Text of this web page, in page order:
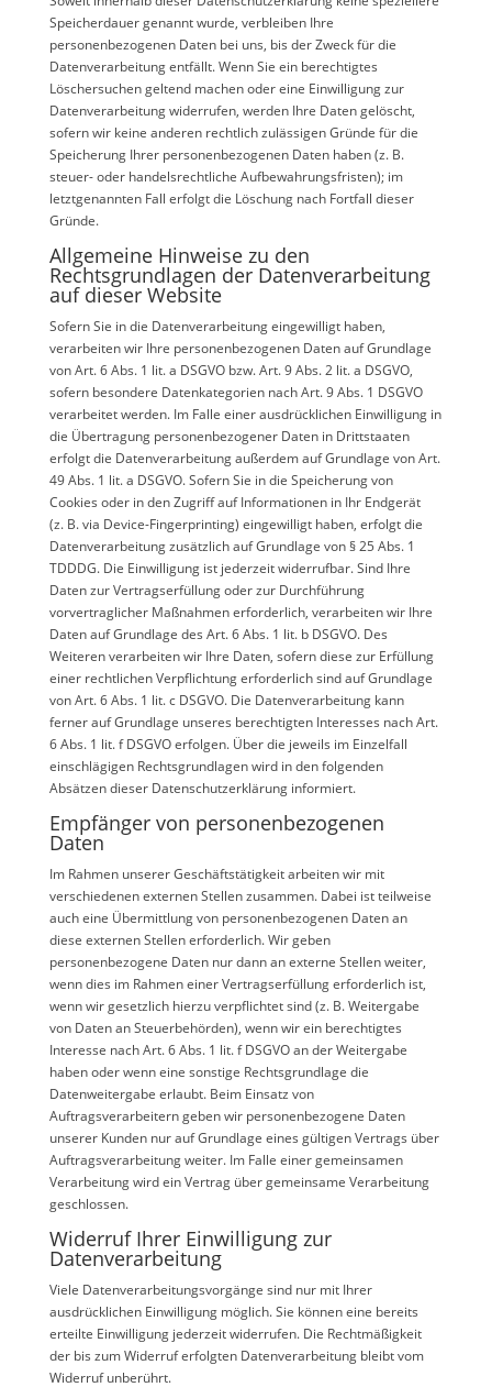
Speicherdauer genannt wurde, verbleiben Ihre
personenbezogenen Daten bei uns, bis der Zweck für die
Datenverarbeitung entfällt. Wenn Sie ein berechtigtes
Löschersuchen geltend machen oder eine Einwilligung zur
Datenverarbeitung widerrufen, werden Ihre Daten gelöscht,
sofern wir keine anderen rechtlich zulässigen Gründe für die
Speicherung Ihrer personenbezogenen Daten haben (z. B.
steuer- oder handelsrechtliche Aufbewahrungsfristen); im
letztgenannten Fall erfolgt die Löschung nach Fortfall dieser
Gründe.
Allgemeine Hinweise zu den
Rechtsgrundlagen der Datenverarbeitung
auf dieser Website
Sofern Sie in die Datenverarbeitung eingewilligt haben,
verarbeiten wir Ihre personenbezogenen Daten auf Grundlage
von Art. 6 Abs. 1 lit. a DSGVO bzw. Art. 9 Abs. 2 lit. a DSGVO,
sofern besondere Datenkategorien nach Art. 9 Abs. 1 DSGVO
verarbeitet werden. Im Falle einer ausdrücklichen Einwilligung in
die Übertragung personenbezogener Daten in Drittstaaten
erfolgt die Datenverarbeitung außerdem auf Grundlage von Art.
49 Abs. 1 lit. a DSGVO. Sofern Sie in die Speicherung von
Cookies oder in den Zugriff auf Informationen in Ihr Endgerät
(z. B. via Device-Fingerprinting) eingewilligt haben, erfolgt die
Datenverarbeitung zusätzlich auf Grundlage von § 25 Abs. 1
TDDDG. Die Einwilligung ist jederzeit widerrufbar. Sind Ihre
Daten zur Vertragserfüllung oder zur Durchführung
vorvertraglicher Maßnahmen erforderlich, verarbeiten wir Ihre
Daten auf Grundlage des Art. 6 Abs. 1 lit. b DSGVO. Des
Weiteren verarbeiten wir Ihre Daten, sofern diese zur Erfüllung
einer rechtlichen Verpflichtung erforderlich sind auf Grundlage
von Art. 6 Abs. 1 lit. c DSGVO. Die Datenverarbeitung kann
ferner auf Grundlage unseres berechtigten Interesses nach Art.
6 Abs. 1 lit. f DSGVO erfolgen. Über die jeweils im Einzelfall
einschlägigen Rechtsgrundlagen wird in den folgenden
Absätzen dieser Datenschutzerklärung informiert.
Empfänger von personenbezogenen
Daten
Im Rahmen unserer Geschäftstätigkeit arbeiten wir mit
verschiedenen externen Stellen zusammen. Dabei ist teilweise
auch eine Übermittlung von personenbezogenen Daten an
diese externen Stellen erforderlich. Wir geben
personenbezogene Daten nur dann an externe Stellen weiter,
wenn dies im Rahmen einer Vertragserfüllung erforderlich ist,
wenn wir gesetzlich hierzu verpflichtet sind (z. B. Weitergabe
von Daten an Steuerbehörden), wenn wir ein berechtigtes
Interesse nach Art. 6 Abs. 1 lit. f DSGVO an der Weitergabe
haben oder wenn eine sonstige Rechtsgrundlage die
Datenweitergabe erlaubt. Beim Einsatz von
Auftragsverarbeitern geben wir personenbezogene Daten
unserer Kunden nur auf Grundlage eines gültigen Vertrags über
Auftragsverarbeitung weiter. Im Falle einer gemeinsamen
Verarbeitung wird ein Vertrag über gemeinsame Verarbeitung
geschlossen.
Widerruf Ihrer Einwilligung zur
Datenverarbeitung
Viele Datenverarbeitungsvorgänge sind nur mit Ihrer
ausdrücklichen Einwilligung möglich. Sie können eine bereits
erteilte Einwilligung jederzeit widerrufen. Die Rechtmäßigkeit
der bis zum Widerruf erfolgten Datenverarbeitung bleibt vom
Widerruf unberührt.